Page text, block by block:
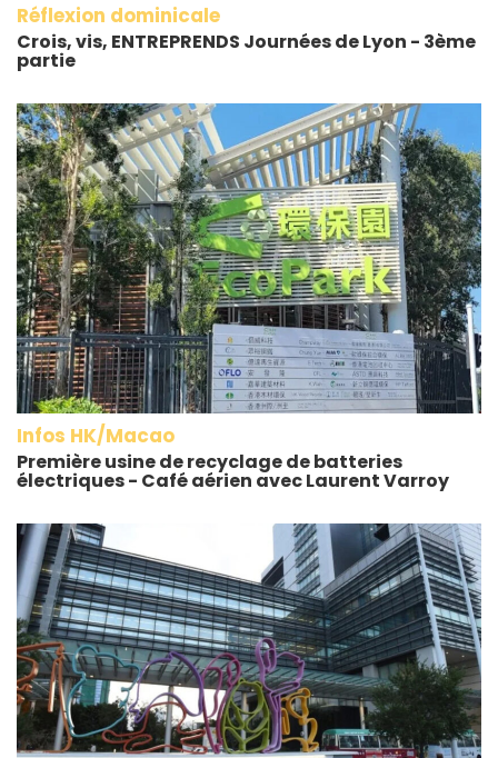
Réflexion dominicale
Crois, vis, ENTREPRENDS Journées de Lyon - 3ème
partie
Infos HK/Macao
Première usine de recyclage de batteries
électriques - Café aérien avec Laurent Varroy